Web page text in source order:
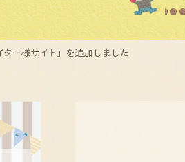
ター様サイト」を追加しました